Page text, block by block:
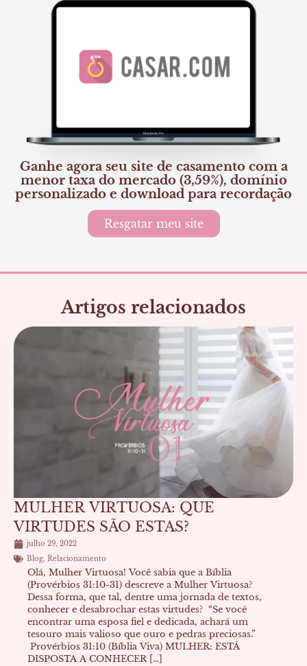
Ganhe agora seu site de casamento com a
menor taxa do mercado (3,59%), domínio
personalizado e download para recordação
Resgatar meu site
Artigos relacionados
MULHER VIRTUOSA: QUE
VIRTUDES SÃO ESTAS?
julho 29, 2022
Blog, Relacionamento
Olá, Mulher Virtuosa! Você sabia que a Bíblia
(Provérbios 31:10-31) descreve a Mulher Virtuosa?
Dessa forma, que tal, dentre uma jornada de textos,
conhecer e desabrochar estas virtudes? “Se você
encontrar uma esposa fiel e dedicada, achará um
tesouro mais valioso que ouro e pedras preciosas.”
Provérbios 31:10 (Bíblia Viva) MULHER: ESTÁ
DISPOSTA A CONHECER […]
PáginaPáginaPágina